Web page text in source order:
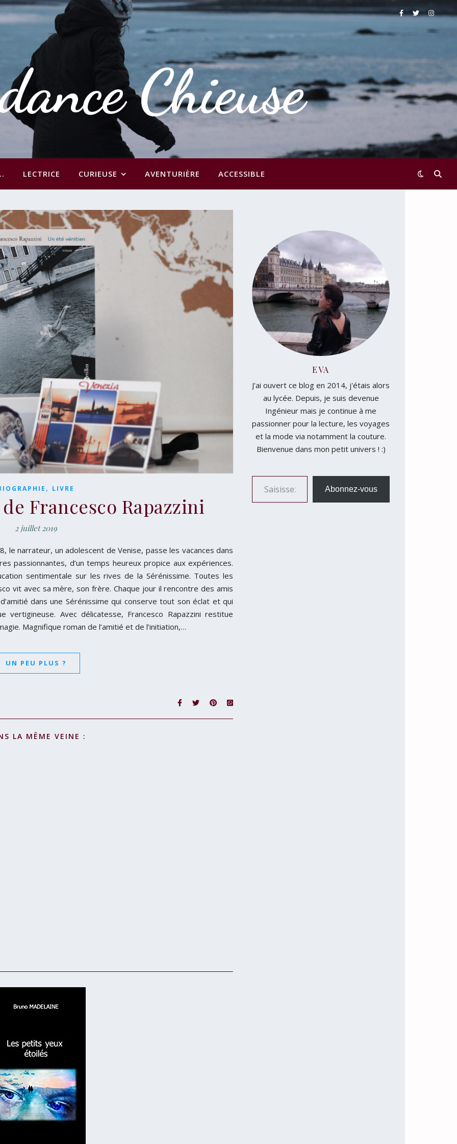
Chieuse
LECTRICE CURIEUSE AVENTURIÈRE ACCESSIBLE
, LIVRE
Francesco Rapazzini
2 juillet 2019
le narrateur, un adolescent de Venise, passe les vacances dans
passionnantes, d’un temps heureux propice aux expériences.
sentimentale sur les rives de la Sérénissime. Toutes les
vit avec sa mère, son frère. Chaque jour il rencontre des amis
dans une Sérénissime qui conserve tout son éclat et qui
Avec délicatesse, Francesco Rapazzini restitue
Magnifique roman de l’amitié et de l’initiation,…
UN PEU PLUS ?
LA MÊME VEINE :
EVA
J'ai ouvert ce blog en 2014, j'étais alors
au lycée. Depuis, je suis devenue
Ingénieur mais je continue à me
passionner pour la lecture, les voyages
et la mode via notamment la couture.
Bienvenue dans mon petit univers ! :)
Saisissez votre adresse e-mail…
Abonnez-vous